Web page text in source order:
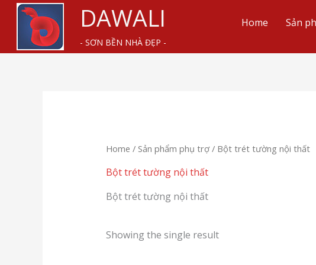
Skip
content
DAWALI
- SƠN BỀN NHÀ ĐẸP -
Home Sản
Home / Sản phẩm phụ trợ/ Bột trét tường nội thất
Bột trét tường nội thất
Bột trét tường nội thất
Showing the single result